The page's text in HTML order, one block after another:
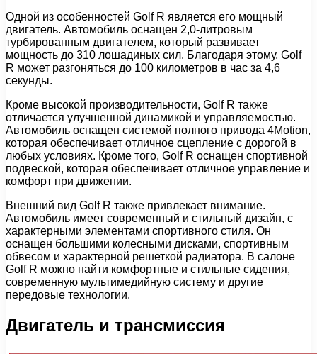
Одной из особенностей Golf R является его мощный
двигатель. Автомобиль оснащен 2,0-литровым
турбированным двигателем, который развивает
мощность до 310 лошадиных сил. Благодаря этому, Golf
R может разгоняться до 100 километров в час за 4,6
секунды.
Кроме высокой производительности, Golf R также
отличается улучшенной динамикой и управляемостью.
Автомобиль оснащен системой полного привода 4Motion,
которая обеспечивает отличное сцепление с дорогой в
любых условиях. Кроме того, Golf R оснащен спортивной
подвеской, которая обеспечивает отличное управление и
комфорт при движении.
Внешний вид Golf R также привлекает внимание.
Автомобиль имеет современный и стильный дизайн, с
характерными элементами спортивного стиля. Он
оснащен большими колесными дисками, спортивным
обвесом и характерной решеткой радиатора. В салоне
Golf R можно найти комфортные и стильные сидения,
современную мультимедийную систему и другие
передовые технологии.
Двигатель и трансмиссия